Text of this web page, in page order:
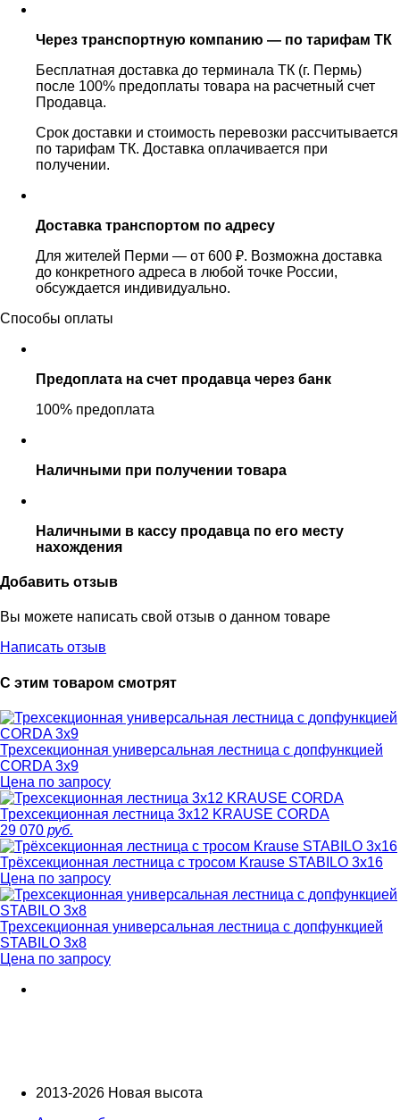
Через транспортную компанию — по тарифам ТК
Бесплатная доставка до терминала ТК (г. Пермь)
после 100% предоплаты товара на расчетный счет
Продавца.
Срок доставки и стоимость перевозки рассчитывается
по тарифам ТК. Доставка оплачивается при
получении.
Доставка транспортом по адресу
Для жителей Перми — от 600 ₽. Возможна доставка
до конкретного адреса в любой точке России,
обсуждается индивидуально.
Способы оплаты
Предоплата на счет продавца через банк
100% предоплата
Наличными при получении товара
Наличными в кассу продавца по его месту
нахождения
Добавить отзыв
Вы можете написать свой отзыв о данном товаре
Написать отзыв
С этим товаром смотрят
Трехсекционная универсальная лестница с допфункцией
CORDA 3х9
Цена по запросу
Трехсекционная лестница 3х12 KRAUSE CORDA
29 070 руб.
Трёхсекционная лестница с тросом Krause STABILO 3х16
Цена по запросу
Трехсекционная универсальная лестница с допфункцией
STABILO 3х8
Цена по запросу
2013-2026 Новая высота